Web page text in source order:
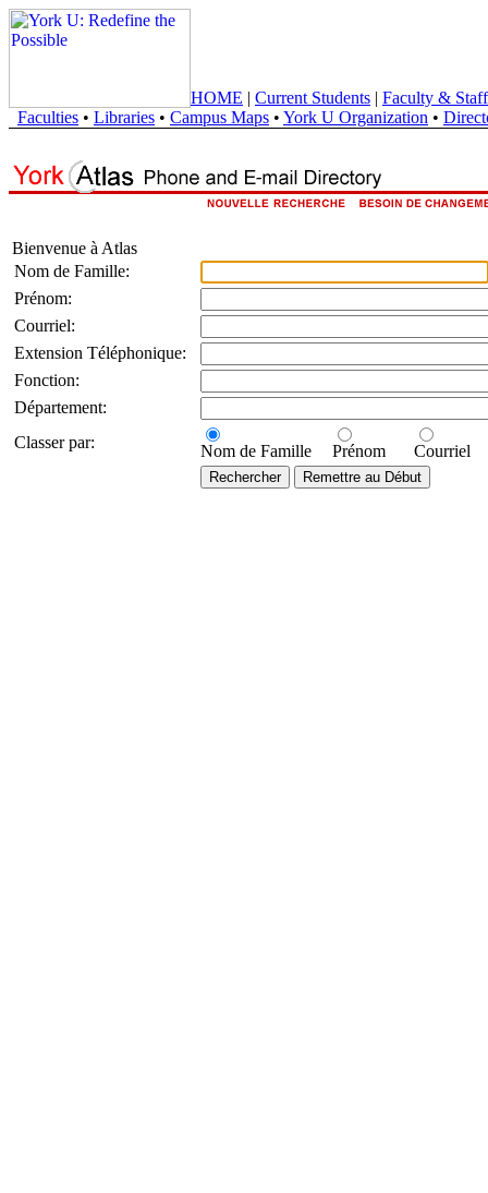
HOME | Current Students | Faculty & Staff
Faculties • Libraries • Campus Maps • York U Organization •
Bienvenue à Atlas
Nom de Famille:
Prénom:
Courriel:
Extension Téléphonique:
Fonction:
Département:
Classer par:
Nom de Famille Prénom Courriel